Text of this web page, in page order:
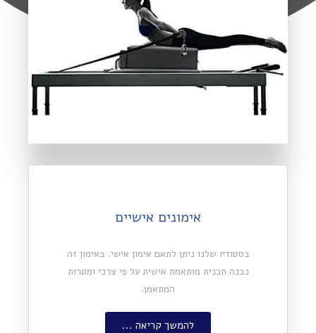
אימונים אישיים
בסטודיו שלנו ניתן לתאם אימון אישי. באימון זה
נבנה תכנית מותאמת אישית על פי צרכי ומטרות
המתאמן.
להמשך קריאה ...